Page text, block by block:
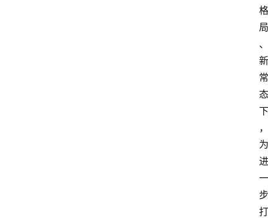
格
局
、
新
常
态
下
，
为
进
一
步
打